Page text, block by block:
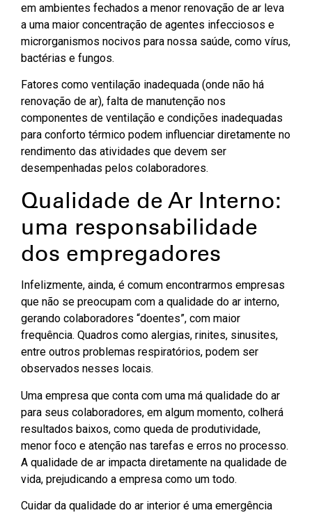
em ambientes fechados a menor renovação de ar leva
a uma maior concentração de agentes infecciosos e
microrganismos nocivos para nossa saúde, como vírus,
bactérias e fungos.
Fatores como ventilação inadequada (onde não há
renovação de ar), falta de manutenção nos
componentes de ventilação e condições inadequadas
para conforto térmico podem influenciar diretamente no
rendimento das atividades que devem ser
desempenhadas pelos colaboradores.
Qualidade de Ar Interno:
uma responsabilidade
dos empregadores
Infelizmente, ainda, é comum encontrarmos empresas
que não se preocupam com a qualidade do ar interno,
gerando colaboradores “doentes”, com maior
frequência. Quadros como alergias, rinites, sinusites,
entre outros problemas respiratórios, podem ser
observados nesses locais.
Uma empresa que conta com uma má qualidade do ar
para seus colaboradores, em algum momento, colherá
resultados baixos, como queda de produtividade,
menor foco e atenção nas tarefas e erros no processo.
A qualidade de ar impacta diretamente na qualidade de
vida, prejudicando a empresa como um todo.
Cuidar da qualidade do ar interior é uma emergência